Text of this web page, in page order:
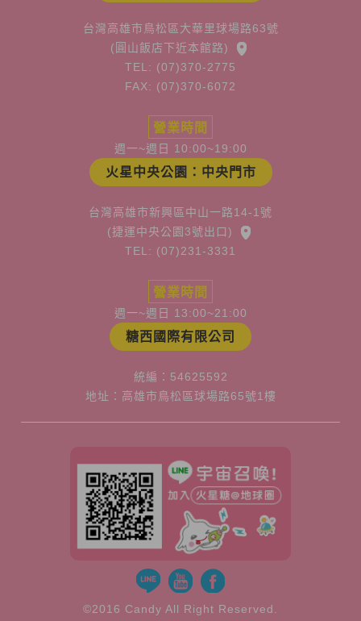
台灣高雄市鳥松區大華里球場路63號
(圓山飯店下近本館路)
TEL: (07)370-2775
FAX: (07)370-6072
營業時間
週一~週日 10:00~19:00
火星中央公園：中央門市
台灣高雄市新興區中山一路14-1號
(捷運中央公園3號出口)
TEL: (07)231-3331
營業時間
週一~週日 13:00~21:00
糖西國際有限公司
統編：54625592
地址：高雄市鳥松區球場路65號1樓
©2016 Candy All Right Reserved.